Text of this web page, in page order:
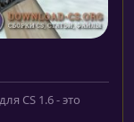
CS 1.6 - это